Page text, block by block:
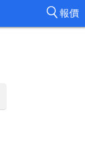
報價